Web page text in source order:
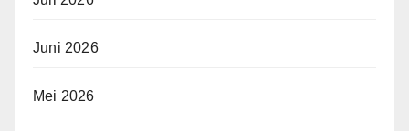
Juni 2026
Mei 2026